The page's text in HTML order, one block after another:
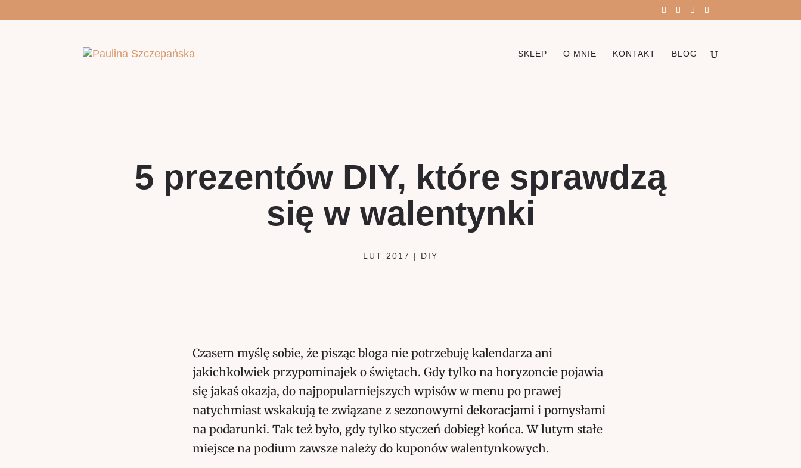
SKLEP O MNIE KONTAKT BLOG
5 prezentów DIY, które sprawdzą
się w walentynki
LUT 2017 | DIY
Czasem myślę sobie, że pisząc bloga nie potrzebuję kalendarza ani
jakichkolwiek przypominajek o świętach. Gdy tylko na horyzoncie pojawia
się jakaś okazja, do najpopularniejszych wpisów w menu po prawej
natychmiast wskakują te związane z sezonowymi dekoracjami i pomysłami
na podarunki. Tak też było, gdy tylko styczeń dobiegł końca. W lutym stałe
miejsce na podium zawsze należy do kuponów walentynkowych.